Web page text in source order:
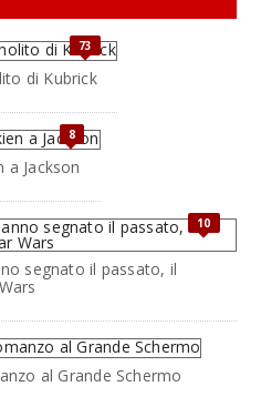
73
di Kubrick
8
a Jackson
10
segnato il passato, il
al Grande Schermo